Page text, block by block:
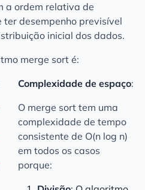
a ordem relativa de
desempenho previsível
inicial dos dados.
merge sort é:
Complexidade de espaço:
O merge sort tem uma
complexidade de tempo
consistente de O(n log n)
em todos os casos
porque: